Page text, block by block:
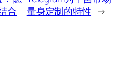
合
量身定制的特性 →